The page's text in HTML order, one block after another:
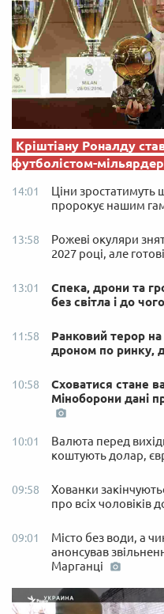
Кріштіану Роналду
футболістом-
14:01
Ціни
пророкує нашим
13:58
Рожеві окуляри
2027 році, але
13:01
Спека, дрони та
без світла і до
11:58
Ранковий терор
дроном по ринку,
10:58
Сховатися стане
Міноборони дані
10:01
Валюта перед
коштують долар,
09:58
Хованки
про всіх чоловіків
09:01
Місто без води, а
анонсував
Марганці